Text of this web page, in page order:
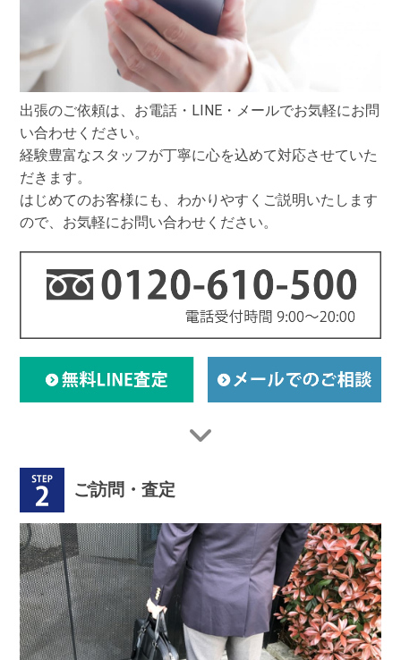
出張のご依頼は、お電話・LINE・メールでお気軽にお問
い合わせください。
経験豊富なスタッフが丁寧に心を込めて対応させていた
だきます。
はじめてのお客様にも、わかりやすくご説明いたします
ので、お気軽にお問い合わせください。
ご訪問・査定